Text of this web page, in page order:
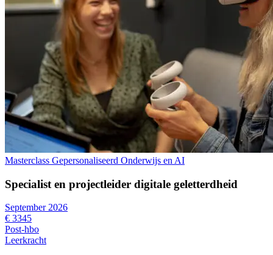
Masterclass Gepersonaliseerd Onderwijs en AI
Specialist en projectleider digitale geletterdheid
September 2026
€ 3345
Post-hbo
Leerkracht